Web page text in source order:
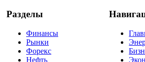
Разделы
Финансы
Рынки
Форекс
Нефть